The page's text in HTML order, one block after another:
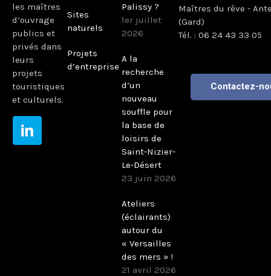
les maîtres
d’ouvrage
publics et
privés dans
leurs
projets
touristiques
et culturels.
Sites
naturels
Projets
d’entreprise
Palissy ?
1er juillet
2026
A la
recherche
d’un
nouveau
souffle pour
la base de
loisirs de
Saint-Nizier-
Le-Désert
23 juin 2026
Ateliers
(éclairants)
autour du
« Versailles
des mers » !
21 avril 2026
Maîtres du rêve -
(Gard)
Tél. : 06 24 43 33 05
Contactez-